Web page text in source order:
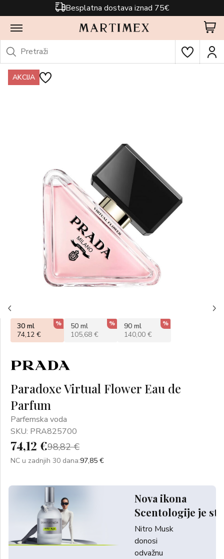
Besplatna dostava iznad 75€
AKCIJA
Paradoxe Virtual Flower Eau de
Parfum
Parfemska voda
SKU: PRA825700
74,12 €98,82 €
NC u zadnjih 30 dana:97,85 €
Nova ikona
Scentologije je
Nitro Musk
donosi
odvažnu
30 ml
74,12 €
%
50 ml
105,68 €
%
90 ml
140,00 €
%